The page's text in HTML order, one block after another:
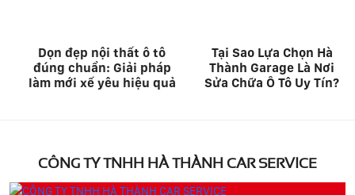
Dọn đẹp nội thất ô tô
đúng chuẩn: Giải pháp
làm mới xế yêu hiệu quả
Tại Sao Lựa Chọn Hà
Thành Garage Là Nơi
Sửa Chữa Ô Tô Uy Tín?
CÔNG TY TNHH HÀ THÀNH CAR SERVICE